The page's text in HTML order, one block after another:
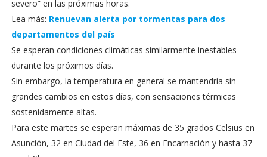
severo” en las próximas horas.
Lea más: Renuevan alerta por tormentas para dos
departamentos del país
Se esperan condiciones climáticas similarmente inestables
durante los próximos días.
Sin embargo, la temperatura en general se mantendría sin
grandes cambios en estos días, con sensaciones térmicas
sostenidamente altas.
Para este martes se esperan máximas de 35 grados Celsius en
Asunción, 32 en Ciudad del Este, 36 en Encarnación y hasta 37